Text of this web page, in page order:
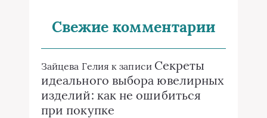
Свежие комментарии
Зайцева Гелия к записи Секреты
идеального выбора ювелирных
изделий: как не ошибиться
при покупке